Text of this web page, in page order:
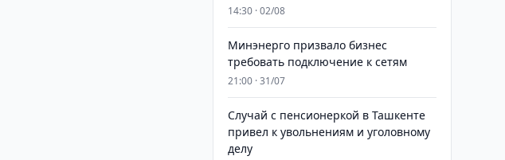
14:30 · 02/08
Минэнерго призвало бизнес
требовать подключение к сетям
21:00 · 31/07
Случай с пенсионеркой в Ташкенте
привел к увольнениям и уголовному
делу